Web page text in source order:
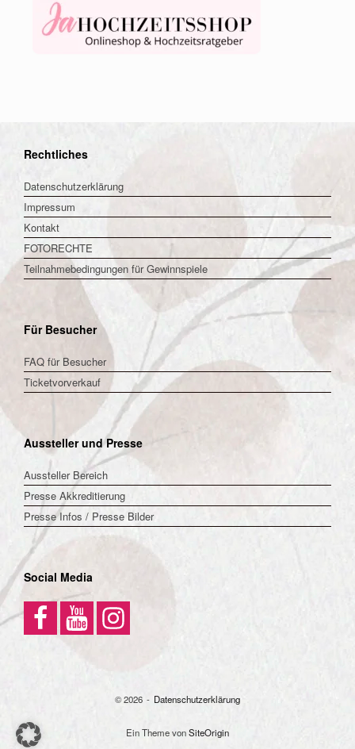
Rechtliches
Datenschutzerklärung
Impressum
Kontakt
FOTORECHTE
Teilnahmebedingungen für Gewinnspiele
Für Besucher
FAQ für Besucher
Ticketvorverkauf
Aussteller und Presse
Aussteller Bereich
Presse Akkreditierung
Presse Infos / Presse Bilder
Social Media
© 2026 Datenschutzerklärung
Ein Theme vonSiteOrigin